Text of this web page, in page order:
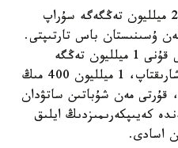
ەركوشا ەسىمدى تۇلىگىن بىلتىر 2 ميلليون تەڭگەگە سۇراپ
ۇسىنىستان باس تارتىپتى.
ول كەزدە ءبىر تۇيەنىڭ نارىقتاعى قۇنى 1 ميلليون تەڭگە
شاماسىندا ەكەن. بيىل باعاسى شارىقتاپ، 1 ميلليون 400 مىڭ
مەن شۇباتىن ساتۋدان
كەيىپكەرىمىزدىڭ ايلىق